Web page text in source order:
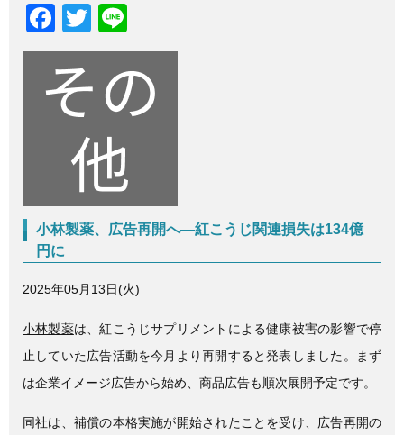
F
a
c
e
k
T
wi
er
n
e
小林製薬、広告再開へ—紅こうじ関連損失は134億
円に
2025年05月13日(火)
小林製薬は、紅こうじサプリメントによる健康被害の影響で停
止していた広告活動を今月より再開すると発表しました。まず
は企業イメージ広告から始め、商品広告も順次展開予定です。
同社は、補償の本格実施が開始されたことを受け、広告再開の